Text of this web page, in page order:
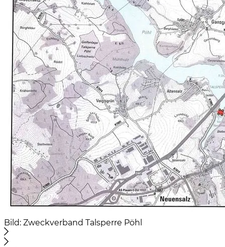
Bild: Zweckverband Talsperre Pöhl